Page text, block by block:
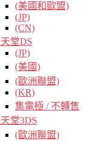
(美國和歐盟)
(JP)
(CN)
堂DS
(JP)
(美國)
(歐洲聯盟)
(KR)
集電極 / 不轉售
堂3DS
(歐洲聯盟)